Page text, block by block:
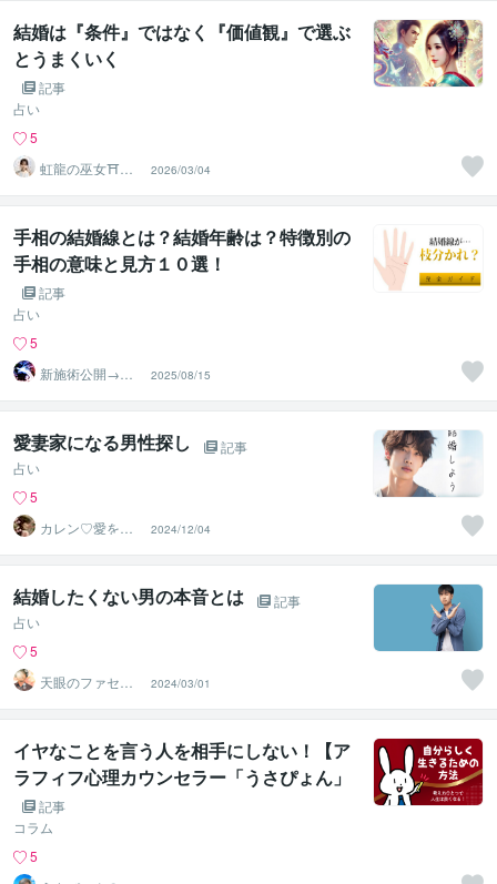
結婚は『条件』ではなく『価値観』で選ぶ
とうまくいく
記事
占い
5
虹龍の巫女⛩️星
名いお
2026/03/04
手相の結婚線とは？結婚年齢は？特徴別の
手相の意味と見方１０選！
記事
占い
5
新施術公開→≪
相手意識強制変
化≫◆星桜龍
2025/08/15
愛妻家になる男性探し
記事
占い
5
カレン♡愛を届
ける占い師
2024/12/04
結婚したくない男の本音とは
記事
占い
5
天眼のファセッ
ト
2024/03/01
イヤなことを言う人を相手にしない！【ア
ラフィフ心理カウンセラー「うさぴょん」
のココナラ電話相談】
記事
コラム
5